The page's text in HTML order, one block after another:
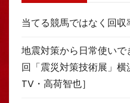
当てる競馬ではなく回
地震対策から日常使い
回「震災対策技術展」
TV・高荷智也］